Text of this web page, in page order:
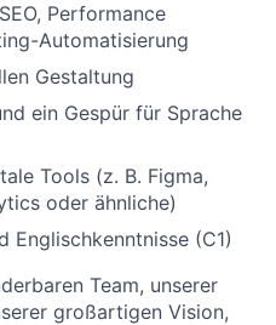
Performance
Automatisierung
Gestaltung
ein Gespür für Sprache
Tools (z. B. Figma,
oder ähnliche)
Englischkenntnisse (C1)
Team, unserer
großartigen Vision,